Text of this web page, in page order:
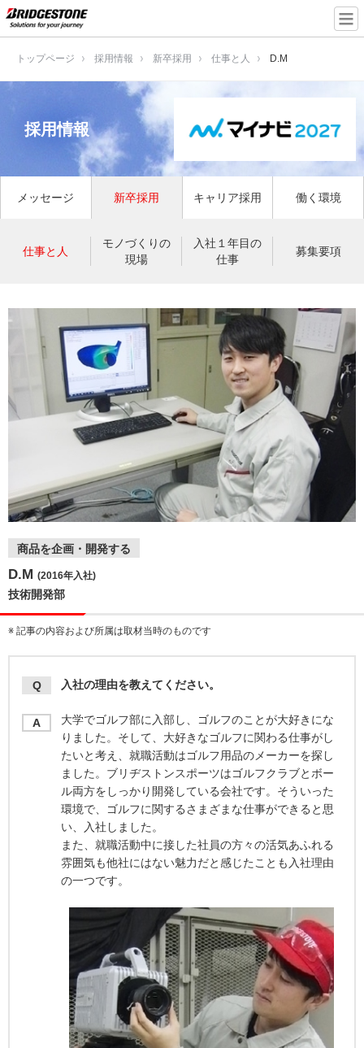
トップページ 採用情報 新卒採用 仕事と人 D.M
採用情報
メッセージ 新卒採用 キャリア採用 働く環境
仕事と人
モノづくりの
現場
入社１年目の
仕事
募集要項
商品を企画・開発する
D.M (2016年入社)
技術開発部
※ 記事の内容および所属は取材当時のものです
Q 入社の理由を教えてください。
A
大学でゴルフ部に入部し、ゴルフのことが大好きにな
りました。そして、大好きなゴルフに関わる仕事がし
たいと考え、就職活動はゴルフ用品のメーカーを探し
ました。ブリヂストンスポーツはゴルフクラブとボー
ル両方をしっかり開発している会社です。そういった
環境で、ゴルフに関するさまざまな仕事ができると思
い、入社しました。
また、就職活動中に接した社員の方々の活気あふれる
雰囲気も他社にはない魅力だと感じたことも入社理由
の一つです。